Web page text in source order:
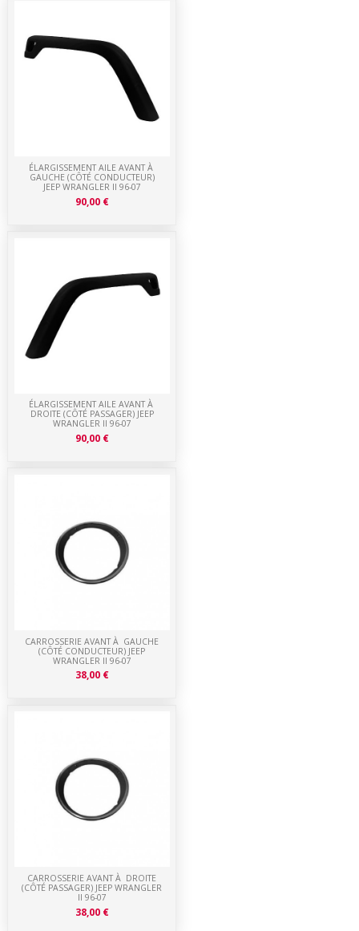
CARROSSERIE AVANT À DROITE
(CÔTÉ PASSAGER) JEEP WRANGLER
II 96-07
38,00 €
CARROSSERIE AVANT À GAUCHE
(CÔTÉ CONDUCTEUR) JEEP
WRANGLER II 96-07
38,00 €
ÉLARGISSEMENT AILE AVANT À
DROITE (CÔTÉ PASSAGER) JEEP
WRANGLER II 96-07
90,00 €
ÉLARGISSEMENT AILE AVANT À
GAUCHE (CÔTÉ CONDUCTEUR)
JEEP WRANGLER II 96-07
90,00 €